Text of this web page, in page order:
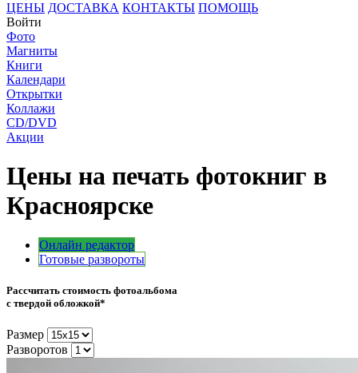
ЦЕНЫ ДОСТАВКА КОНТАКТЫ ПОМОЩЬ
Войти
Фото
Магниты
Книги
Календари
Открытки
Коллажи
CD/DVD
Акции
Цены на печать фотокниг в
Красноярске
Онлайн редактор
Готовые развороты
Рассчитать стоимость фотоальбома
с твердой обложкой*
Размер
Разворотов